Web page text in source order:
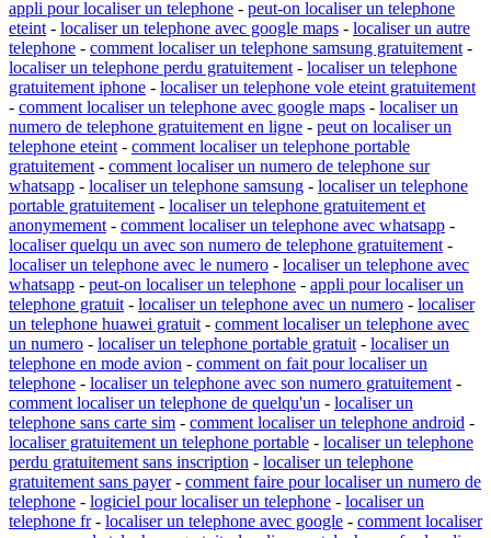
appli pour localiser un telephone - peut-on localiser un telephone
eteint - localiser un telephone avec google maps - localiser un autre
telephone - comment localiser un telephone samsung gratuitement -
localiser un telephone perdu gratuitement - localiser un telephone
gratuitement iphone - localiser un telephone vole eteint gratuitement
- comment localiser un telephone avec google maps - localiser un
numero de telephone gratuitement en ligne - peut on localiser un
telephone eteint - comment localiser un telephone portable
gratuitement - comment localiser un numero de telephone sur
whatsapp - localiser un telephone samsung - localiser un telephone
portable gratuitement - localiser un telephone gratuitement et
anonymement - comment localiser un telephone avec whatsapp -
localiser quelqu un avec son numero de telephone gratuitement -
localiser un telephone avec le numero - localiser un telephone avec
whatsapp - peut-on localiser un telephone - appli pour localiser un
telephone gratuit - localiser un telephone avec un numero - localiser
un telephone huawei gratuit - comment localiser un telephone avec
un numero - localiser un telephone portable gratuit - localiser un
telephone en mode avion - comment on fait pour localiser un
telephone - localiser un telephone avec son numero gratuitement -
comment localiser un telephone de quelqu'un - localiser un
telephone sans carte sim - comment localiser un telephone android -
localiser gratuitement un telephone portable - localiser un telephone
perdu gratuitement sans inscription - localiser un telephone
gratuitement sans payer- comment faire pour localiser un numero de
telephone - logiciel pour localiser un telephone - localiser un
telephone fr- localiser un telephone avec google - comment localiser